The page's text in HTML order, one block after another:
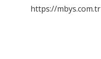
https://mbys.com.tr